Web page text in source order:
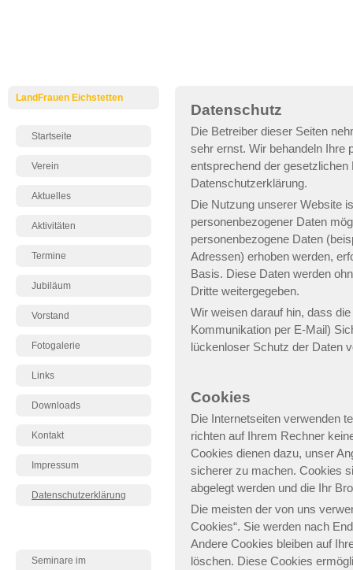
LandFrauen Eichstetten
Startseite
Verein
Aktuelles
Aktivitäten
Termine
Jubiläum
Vorstand
Fotogalerie
Links
Downloads
Kontakt
Impressum
Datenschutzerklärung
Seminare im
Datenschutz
Die Betreiber dieser Seiten
sehr ernst. Wir behandeln Ihre
entsprechend der
Datenschutzerklärung.
Die Nutzung unserer Website
personenbezogener Daten
personenbezogene Daten
Adressen) erhoben werden,
Basis. Diese Daten werden
Dritte weitergegeben.
Wir weisen darauf hin, dass
Kommunikation per E-Mail)
lückenloser Schutz der Daten
Cookies
Die Internetseiten verwenden
richten auf Ihrem Rechner
Cookies dienen dazu, unser
sicherer zu machen. Cookies
abgelegt werden und die Ihr
Die meisten der von uns
Cookies“. Sie werden nach
Andere Cookies bleiben auf
löschen. Diese Cookies